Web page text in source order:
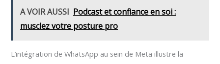
A VOIR AUSSI Podcast et confiance en soi :
musclez votre posture pro
L’intégration de WhatsApp au sein de Meta illustre la